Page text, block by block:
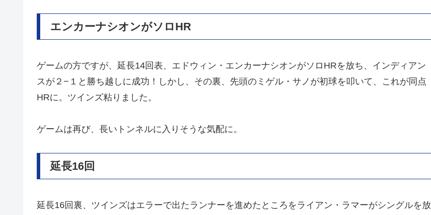
エンカーナシオンがソロHR
ゲームの方ですが、延長14回表、エドウィン・エンカーナシオンがソロHRを放ち、インディアン
スが２−１と勝ち越しに成功！しかし、その裏、先頭のミゲル・サノが初球を叩いて、これが同点
HRに。ツインズ粘りました。
ゲームは再び、長いトンネルに入りそうな気配に。
延長16回
延長16回裏、ツインズはエラーで出たランナーを進めたところをライアン・ラマーがシングルを放